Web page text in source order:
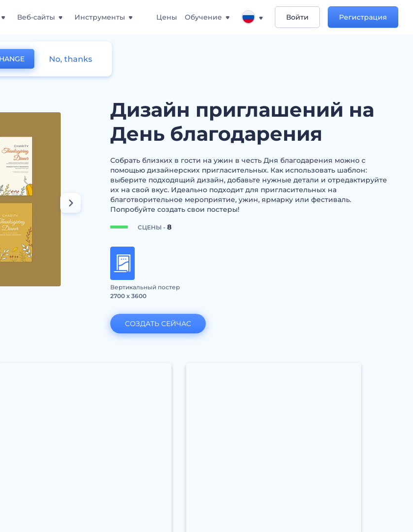
Веб-сайты Инструменты Цены Обучение Войти Регистрация
благодарения
Дизайн приглашений на
День благодарения
Собрать близких в гости на ужин в честь Дня благодарения можно с
помощью дизайнерских пригласительных. Как использовать шаблон:
выберите подходящий дизайн, добавьте нужные детали и отредактируйте
их на свой вкус. Идеально подходит для пригласительных на
благотворительное мероприятие, ужин, ярмарку или фестиваль.
Попробуйте создать свои постеры!
СЦЕНЫ - 8
Вертикальный постер
2700 x 3600
СОЗДАТЬ СЕЙЧАС
No, thanks